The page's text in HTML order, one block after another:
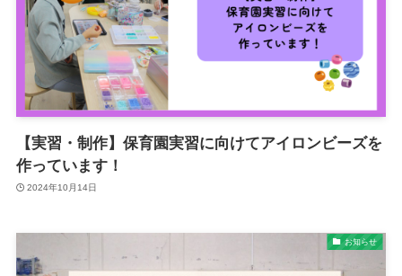
【実習・制作】保育園実習に向けてアイロンビーズを
作っています！
2024年10月14日
お知らせ